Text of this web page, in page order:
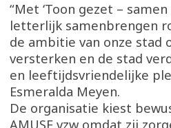
“Met ‘Toon gezet –
letterlijk samenbrengen
de ambitie van onze
versterken en de stad
en leeftijdsvriendelijke
Esmeralda Meyen.
De organisatie kiest
AMUSE vzw omdat zij